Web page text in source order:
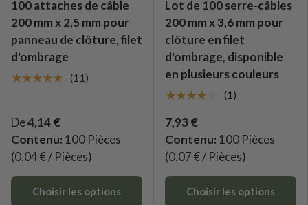
100 attaches de câble
200 mm x 2,5 mm pour
panneau de clôture, filet
d'ombrage
★★★★★
(11)
De4,14 €
Contenu: 100 Pièces
(0,04 € / Pièces)
Choisir les options
Lot de 100 serre-câbles
200 mm x 3,6 mm pour
clôture en filet
d'ombrage, disponible
en plusieurs couleurs
★★★★★
(1)
7,93 €
Contenu: 100 Pièces
(0,07 € / Pièces)
Choisir les options